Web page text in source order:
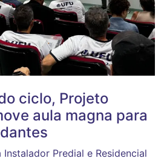
ciclo, Projeto
aula magna para
Predial e Residencial